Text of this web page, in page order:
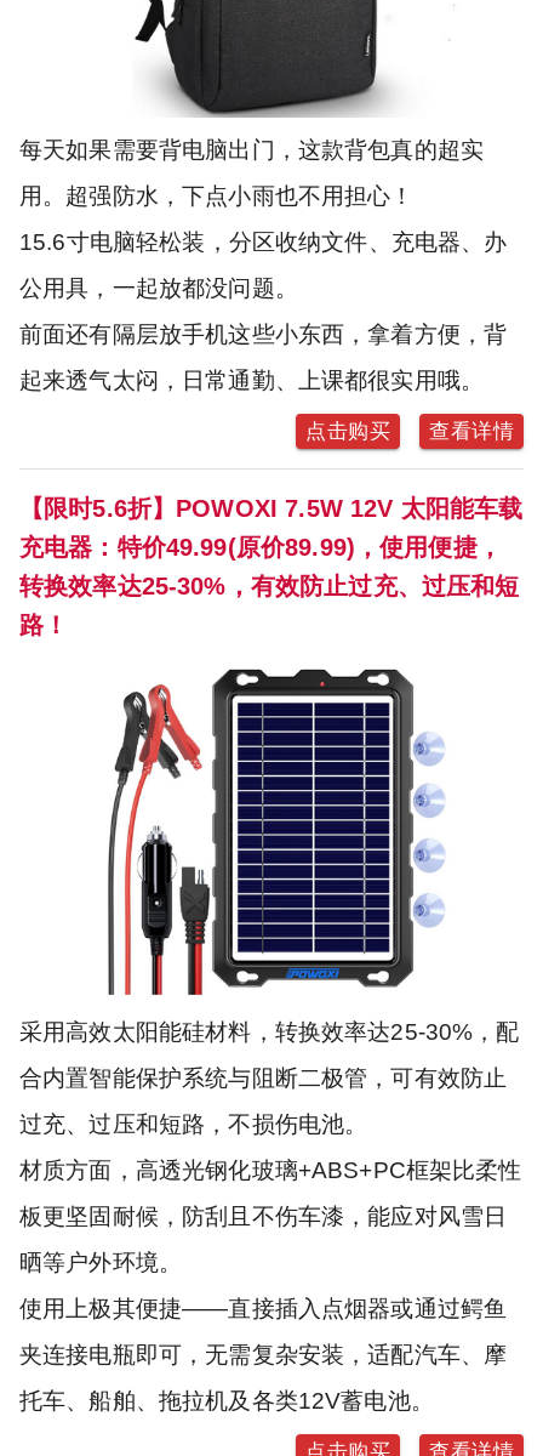
每天如果需要背电脑出门，这款背包真的超实
用。超强防水，下点小雨也不用担心！
15.6寸电脑轻松装，分区收纳文件、充电器、办
公用具，一起放都没问题。
前面还有隔层放手机这些小东西，拿着方便，背
起来透气太闷，日常通勤、上课都很实用哦。
点击购买 查看详情
【限时5.6折】POWOXI 7.5W 12V 太阳能车载
充电器：特价49.99(原价89.99)，使用便捷，
转换效率达25-30%，有效防止过充、过压和短
路！
采用高效太阳能硅材料，转换效率达25-30%，配
合内置智能保护系统与阻断二极管，可有效防止
过充、过压和短路，不损伤电池。
材质方面，高透光钢化玻璃+ABS+PC框架比柔性
板更坚固耐候，防刮且不伤车漆，能应对风雪日
晒等户外环境。
使用上极其便捷——直接插入点烟器或通过鳄鱼
夹连接电瓶即可，无需复杂安装，适配汽车、摩
托车、船舶、拖拉机及各类12V蓄电池。